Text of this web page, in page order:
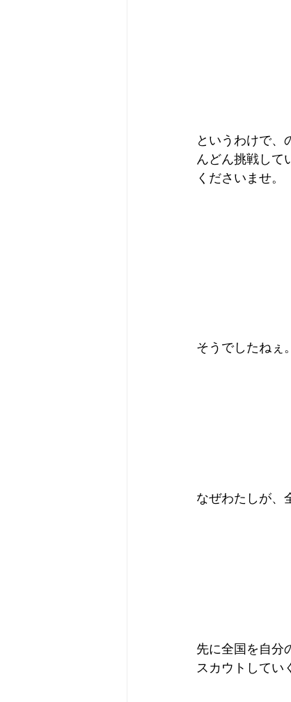
というわけで、
んどん挑戦して
くださいませ。
そうでしたねぇ。
なぜわたしが、
先に全国を自分
スカウトしてい